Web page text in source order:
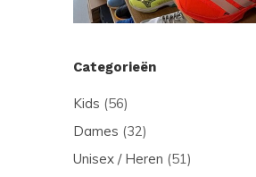
Categorieën
Kids (56)
Dames (32)
Unisex / Heren (51)